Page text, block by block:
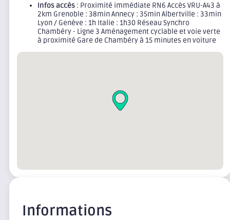
Infos accès : Proximité immédiate RN6 Accès VRU-A43 à
2km Grenoble : 38min Annecy : 35min Albertville : 33min
Lyon / Genève : 1h Italie : 1h30 Réseau Synchro
Chambéry - Ligne 3 Aménagement cyclable et voie verte
à proximité Gare de Chambéry à 15 minutes en voiture
Informations